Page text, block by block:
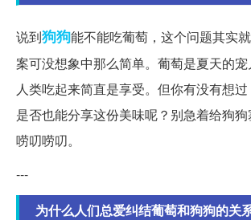
说到狗狗能不能吃葡萄，这个问题其实
案可没想象中那么简单。葡萄是夏天的宠
人类吃起来简直是享受。但你有没有想
是否也能分享这份美味呢？别急着给狗
唠叨唠叨。
---
为什么人们总爱纠结葡萄和狗狗的关